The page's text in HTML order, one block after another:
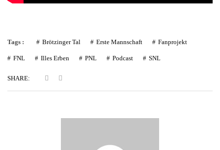
Tags : Brötzinger Tal Erste Mannschaft Fanprojekt
FNL Illes Erben PNL Podcast SNL
SHARE: